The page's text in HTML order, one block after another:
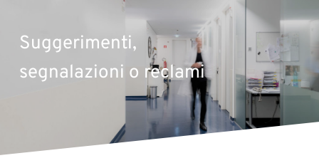
Suggerimenti,
segnalazioni o reclami